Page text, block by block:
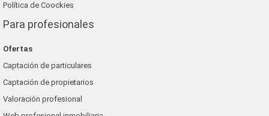
Política de Coockies
Para profesionales
Ofertas
Captación de particulares
Captación de propietarios
Valoración profesional